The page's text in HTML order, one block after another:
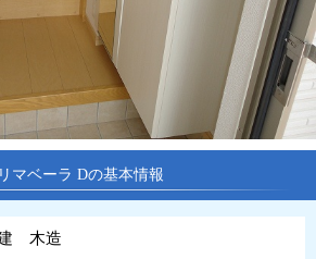
マベーラ Dの基本情報
木造